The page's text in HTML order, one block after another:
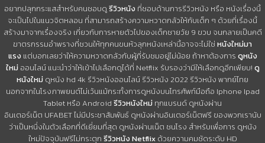
อยากปลุกกระแสสำหรับคนชอบดูรีวิวหนัง ที่ชอบด้านการรีวิวหนัง หรือ หนังเรื่องนี้
จะเป็นไปในแนวจิตหลอน ที่สามารถสร้างความหวาดกลัวให้กับเด็ก ๆ ด้วยที่เรื่องนี้
สร้างมาจากเรื่องจริง เกี่ยวกับการหายตัวไปของเด็กชายวัย 9 ขวบ จนกลายเป็นคดี
ฆาตรกรรมอำพรางที่ชวนให้ทุกคนขนหัวลุกหนังเหล่านี้อาจจะไม่ใช่ หนังใหม่มา
แรง แต่บอกเลยว่าให้ความหวาดกลัวกับผู้ที่รับชมอยู่ไม่น้อย ถ้าหาต้องการ ดูหนัง
ใหม่ ออนไลน์ แนะนำว่าให้เข้าไปเลือกดูได้ที่ Netflix รับรองว่ามีให้เลือกดูอีกเพียบ! ดู
หนังใหม่ ดูหนัง hd 4k รีวิวหนังออนไลน์ รีวิวหนัง 2022 รีวิวหนัง พากย์ไทย
นอกจากในโรงภาพยนต์ไม่เว้นแม้กระทั้งการดูหนังบนโทรศัพท์มือถือ Iphone Ipad
Tablet หรือ Android รีวิวหนังใหม่ ทุกแบรนด์ ดูหนังผ่าน
อินเตอร์เน็ต UFABET ไม่มีประชาสัมพันธ์ ดูหนังผ่านอินเตอร์เน็ตฟรี ของพวกเรานับ
ว่าเป็นหนึ่งในตัวเลือกที่ดีเยี่ยมที่สุด ดูหนังผ่านเน็ต ชนโรง สำหรับเพื่อการ ดูหนัง
ใหม่ปัจจุบันฟรีไม่กระตุก รีวิวหนัง Netflix ด้วยความคมชัดระดับ HD